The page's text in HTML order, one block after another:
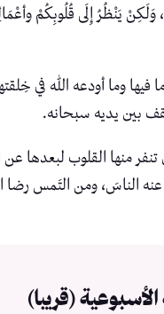
يَنْظُرُ إِلَى قُلُوبِكُمْ
وما أودعه الله في
بين يديه سبحانه.
منها القلوب لبعدها عن
عنه الناسَ، ومن التَمس
الأسبوعية (قريبا)